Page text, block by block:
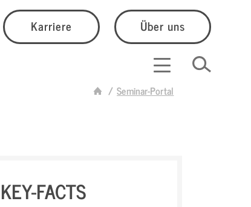
Karriere Über uns
Seminar-Portal
KEY-FACTS